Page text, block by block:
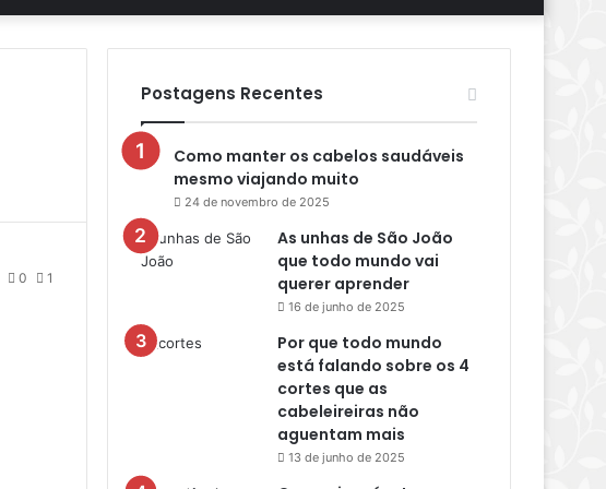
por
skin
aleatório
0 1
Postagens Recentes
Como manter os cabelos saudáveis
mesmo viajando muito
24 de novembro de 2025
As unhas de São João
que todo mundo vai
querer aprender
16 de junho de 2025
Por que todo mundo
está falando sobre os 4
cortes que as
cabeleireiras não
aguentam mais
13 de junho de 2025